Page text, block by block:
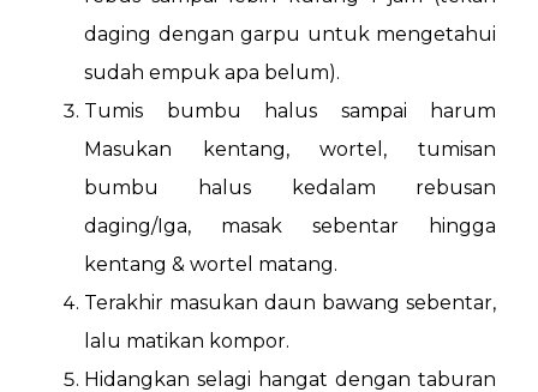
daging dengan garpu untuk mengetahui
sudah empuk apa belum).
Tumis bumbu halus sampai harum
Masukan kentang, wortel, tumisan
bumbu halus kedalam rebusan
daging/Iga, masak sebentar hingga
kentang & wortel matang.
Terakhir masukan daun bawang sebentar,
lalu matikan kompor.
Hidangkan selagi hangat dengan taburan